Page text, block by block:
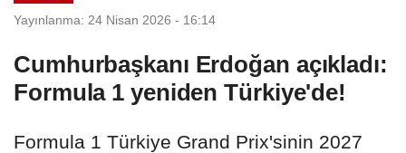
Yayınlanma: 24 Nisan 2026 - 16:14
Cumhurbaşkanı Erdoğan açıkladı:
Formula 1 yeniden Türkiye'de!
Formula 1 Türkiye Grand Prix'sinin 2027